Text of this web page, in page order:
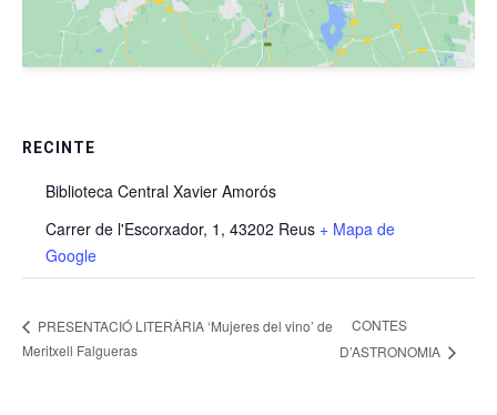
RECINTE
Biblioteca Central Xavier Amorós
Carrer de l'Escorxador, 1, 43202 Reus + Mapa de
Google
PRESENTACIÓ LITERÀRIA ‘Mujeres del vino’ de
Meritxell Falgueras
CONTES
D’ASTRONOMIA